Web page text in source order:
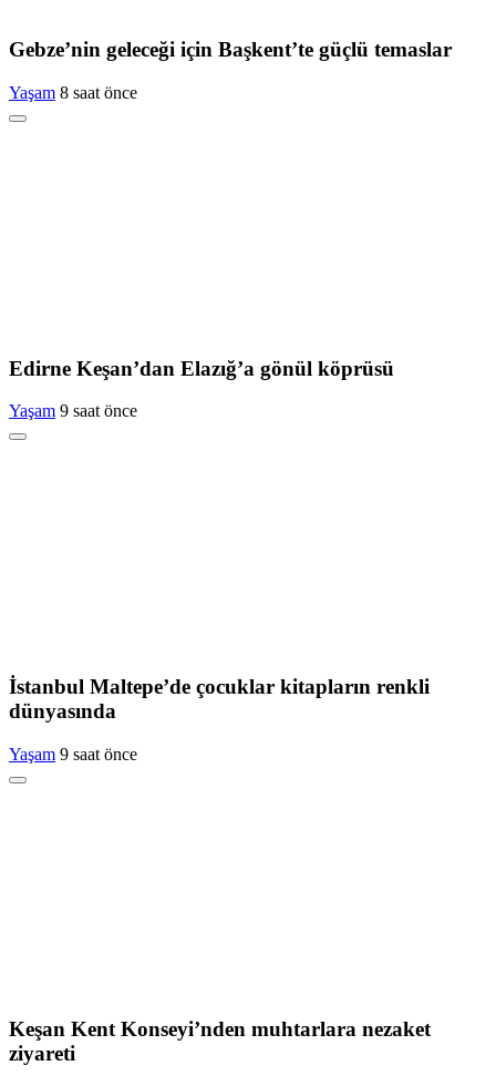
Gebze’nin geleceği için Başkent’te güçlü temaslar
Yaşam 8 saat önce
Edirne Keşan’dan Elazığ’a gönül köprüsü
Yaşam 9 saat önce
İstanbul Maltepe’de çocuklar kitapların renkli
dünyasında
Yaşam 9 saat önce
Keşan Kent Konseyi’nden muhtarlara nezaket
ziyareti